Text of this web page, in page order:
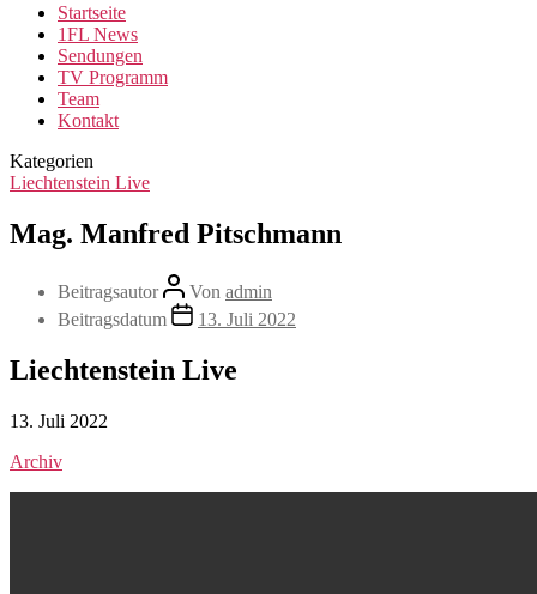
Startseite
1FL News
Sendungen
TV Programm
Team
Kontakt
Kategorien
Liechtenstein Live
Mag. Manfred Pitschmann
Beitragsautor Von admin
Beitragsdatum
13. Juli 2022
Liechtenstein Live
13. Juli 2022
Archiv